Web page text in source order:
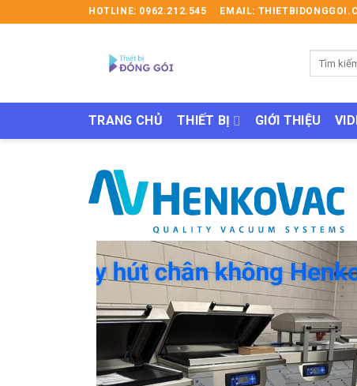
to
HOTLINE: 0962.212.545 EMAIL:
TRANG CHỦ THIẾT BỊ GIỚI THIỆU